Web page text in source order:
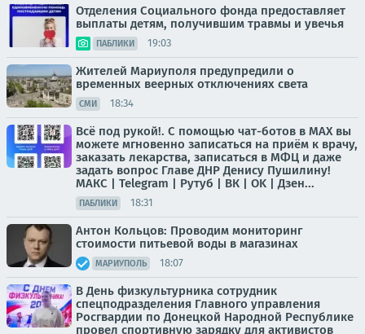
Отделения Социального фонда предоставляет
выплаты детям, получившим травмы и увечья
ПАБЛИКИ 19:03
Жителей Мариуполя предупредили о
временных веерных отключениях света
СМИ 18:34
Всё под рукой!. С помощью чат-ботов в МАХ вы
можете мгновенно записаться на приём к врачу,
заказать лекарства, записаться в МФЦ и даже
задать вопрос Главе ДНР Денису Пушилину!
МАКС | Telegram | Рутуб | ВК | OK | Дзен...
ПАБЛИКИ 18:31
Антон Кольцов: Проводим мониторинг
стоимости питьевой воды в магазинах
МАРИУПОЛЬ 18:07
В День физкультурника сотрудник
спецподразделения Главного управления
Росгвардии по Донецкой Народной Республике
провел спортивную зарядку для активистов